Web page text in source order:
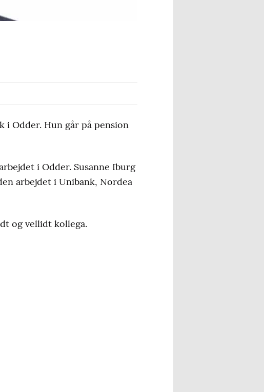
i Odder. Hun går på pension
i Odder. Susanne Iburg
arbejdet i Unibank, Nordea
og vellidt kollega.